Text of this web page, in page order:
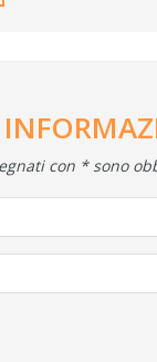
con * sono